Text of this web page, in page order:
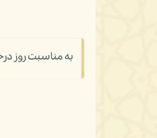
به مناسبت روز